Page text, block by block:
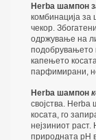
Herba шампон
комбинација за
чекор.
одржување на
подобрувањето
капењето
парфимирани,
Herba шампон
својства.
косата, го
нејзиниот раст.
природната рН